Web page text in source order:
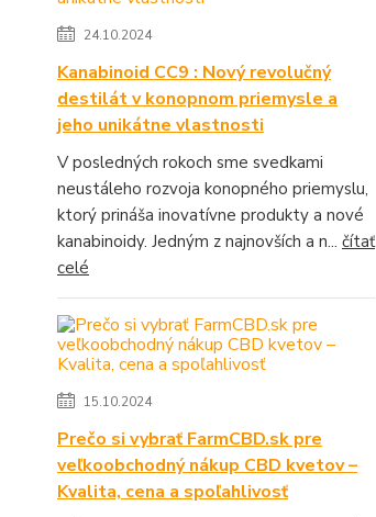
24.10.2024
Kanabinoid CC9 : Nový revolučný
destilát v konopnom priemysle a
jeho unikátne vlastnosti
V posledných rokoch sme svedkami
neustáleho rozvoja konopného priemyslu,
ktorý prináša inovatívne produkty a nové
kanabinoidy. Jedným z najnovších a n... čítať
celé
15.10.2024
Prečo si vybrať FarmCBD.sk pre
veľkoobchodný nákup CBD kvetov –
Kvalita, cena a spoľahlivosť